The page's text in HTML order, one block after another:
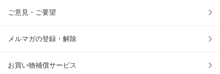
ご意見・ご要望
メルマガの登録・解除
お買い物補償サービス